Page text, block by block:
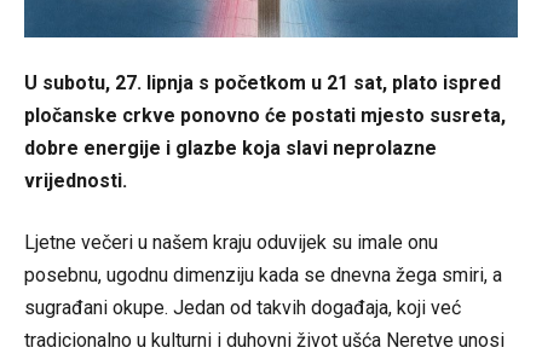
U subotu, 27. lipnja s početkom u 21 sat, plato ispred
pločanske crkve ponovno će postati mjesto susreta,
dobre energije i glazbe koja slavi neprolazne
vrijednosti.
Ljetne večeri u našem kraju oduvijek su imale onu
posebnu, ugodnu dimenziju kada se dnevna žega smiri, a
sugrađani okupe. Jedan od takvih događaja, koji već
tradicionalno u kulturni i duhovni život ušća Neretve unosi